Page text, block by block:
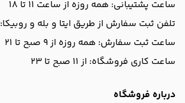
ساعت پشتیبانی: همه روزه از ساعت 11 تا 18
تلفن ثبت سفارش از طریق ایتا و بله و روبیکا: 09029724343
ساعت ثبت سفارش: همه روزه از 9 صبح تا 21
ساعت کاری فروشگاه: از 11 صبح تا 23
درباره فروشگاه